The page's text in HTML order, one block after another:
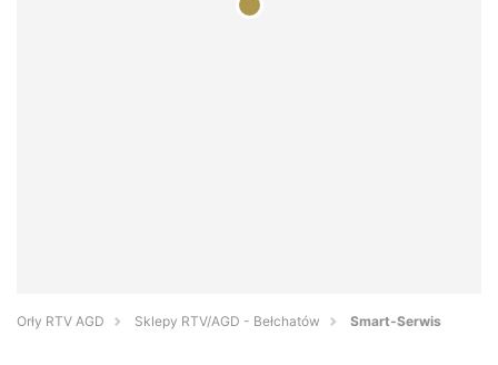
Orły RTV AGD Sklepy RTV/AGD - Bełchatów Smart-Serwis